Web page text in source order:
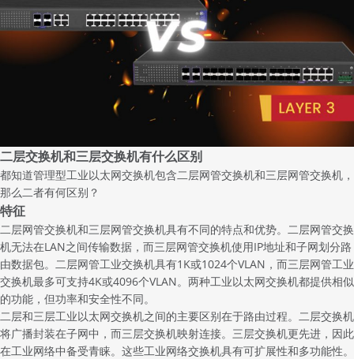
二层交换机和三层交换机有什么区别
都知道管理型工业以太网交换机包含二层网管交换机和三层网管交换机 ，
那么二者有何区别？
特征
二层网管交换机和三层网管交换机具有不同的特点和优势。二层网管交换
机无法在LAN之间传输数据，而三层网管交换机使用IP地址和子网划分路
由数据包。二层网管工业交换机具有1K或1024个VLAN，而三层网管工业
交换机最多可支持4K或4096个VLAN。两种工业以太网交换机都提供相似
的功能，但功率和安全性不同。
二层和三层工业以太网交换机之间的主要区别在于路由过程。二层交换机
将广播封装在子网中，而三层交换机映射连接。三层交换机更先进，因此
在工业网络中备受青睐。这些工业网络交换机具有可扩展性和多功能性。